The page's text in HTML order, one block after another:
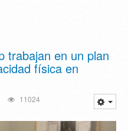
trabajan en un plan
física en
11024